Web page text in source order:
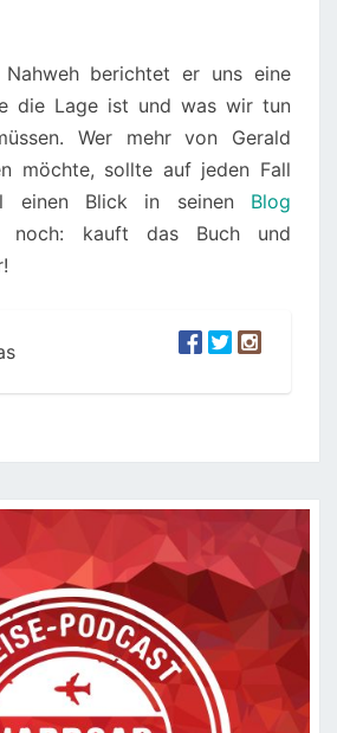
berichtet er uns eine
die Lage ist und was wir tun
Wer mehr von Gerald
möchte, sollte auf jeden Fall
einen Blick in seinen Blog
noch: kauft das Buch und